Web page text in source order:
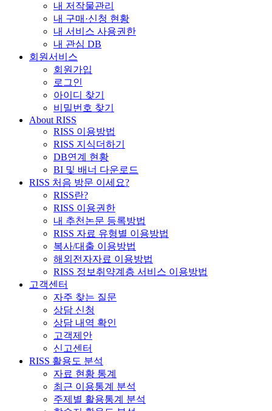
내 저작물관리
내 구매·신청 현황
내 서비스 사용권한
내 관심 DB
회원서비스
회원가입
로그인
아이디 찾기
비밀번호 찾기
About RISS
RISS 이용방법
RISS 지식더하기
DB연계 현황
BI 및 배너 다운로드
RISS 처음 방문 이세요?
RISS란?
RISS 이용권한
내 추천논문 등록방법
RISS 자료 유형별 이용방법
복사/대출 이용방법
해외전자자료 이용방법
RISS 정보취약계층 서비스 이용방법
고객센터
자주 찾는 질문
상담 신청
상담 내역 확인
고객제안
신고센터
RISS 활용도 분석
자료 현황 통계
최근 이용통계 분석
주제별 활용통계 분석